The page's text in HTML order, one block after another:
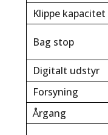
Klippe kapacitet
Bag stop
Digitalt udstyr
Forsyning
Årgang